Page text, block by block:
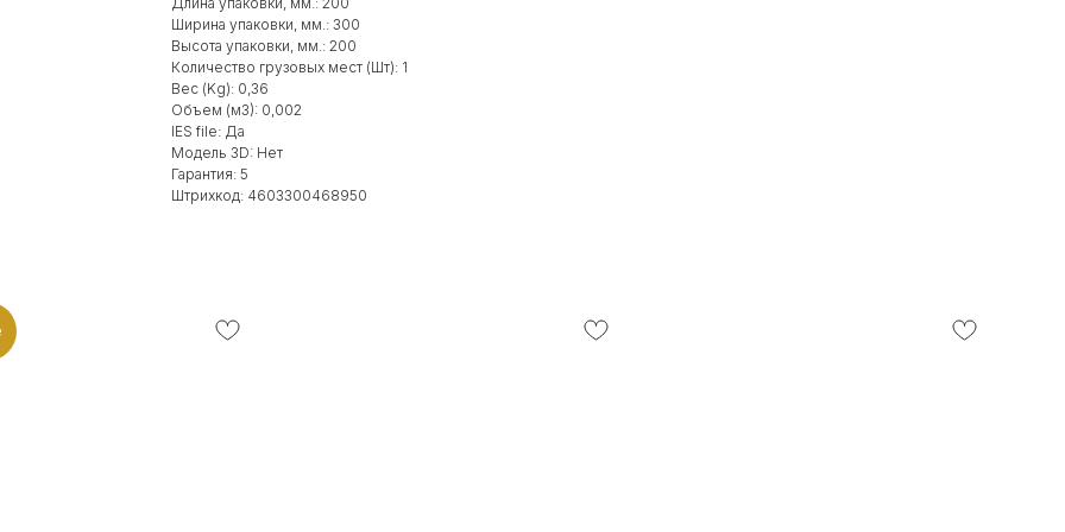
Ширина упаковки, мм.: 300
Высота упаковки, мм.: 200
Количество грузовых мест (Шт): 1
Вес (Kg): 0,36
Объем (м3): 0,002
IES file: Да
Модель 3D: Нет
Гарантия: 5
Штрихкод: 4603300468950